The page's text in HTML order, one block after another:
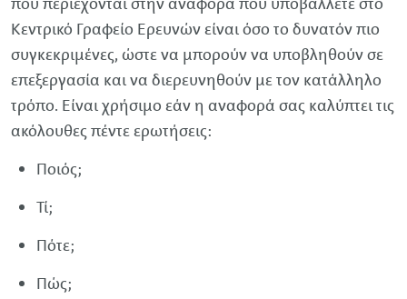
Κεντρικό Γραφείο Ερευνών είναι όσο το δυνατόν πιο
συγκεκριμένες, ώστε να μπορούν να υποβληθούν σε
επεξεργασία και να διερευνηθούν με τον κατάλληλο
τρόπο. Είναι χρήσιμο εάν η αναφορά σας καλύπτει τις
ακόλουθες πέντε ερωτήσεις:
Ποιός;
Τί;
Πότε;
Πώς;